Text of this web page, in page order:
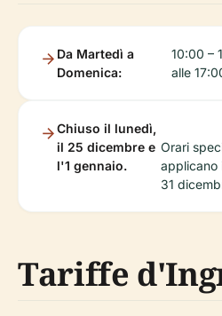
Da Martedì a
Domenica:
10:00 –
alle
Chiuso il lunedì,
il 25 dicembre e
l'1 gennaio.
Orari
applicano
31
Tariffe